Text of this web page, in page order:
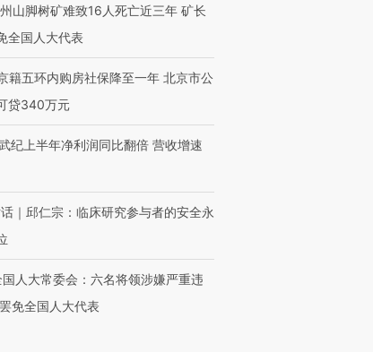
山脚树矿难致16人死亡近三年 矿长
全国人大代表
籍五环内购房社保降至一年 北京市公
贷340万元
纪上半年净利润同比翻倍 营收增速
｜邱仁宗：临床研究参与者的安全永
国人大常委会：六名将领涉嫌严重违
免全国人大代表